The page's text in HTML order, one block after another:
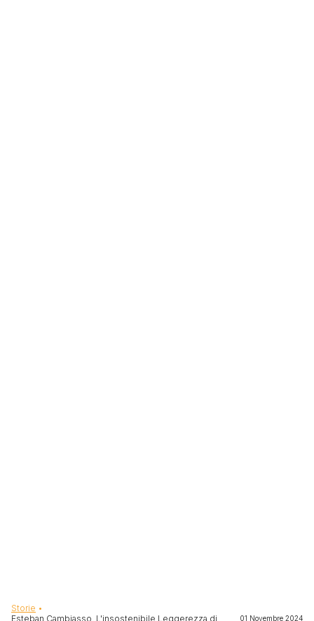
Briciole di pane
Storie
Esteban Cambiasso, L'insostenibile Leggerezza di
01 Novembre 2024